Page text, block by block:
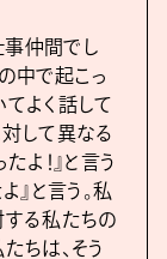
事仲間でし
中で起こっ
よく話して
して異なる
よ！』と言う
』と言う。私
する私たちの
ちは、そう